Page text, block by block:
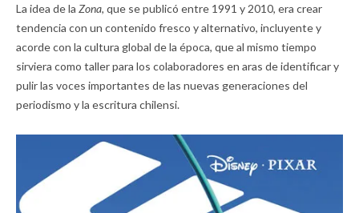
La idea de la Zona, que se publicó entre 1991 y 2010, era crear
tendencia con un contenido fresco y alternativo, incluyente y
acorde con la cultura global de la época, que al mismo tiempo
sirviera como taller para los colaboradores en aras de identificar y
pulir las voces importantes de las nuevas generaciones del
periodismo y la escritura chilensi.